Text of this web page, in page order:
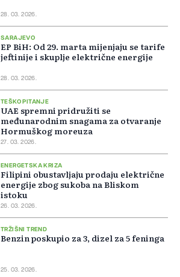
28. 03. 2026.
SARAJEVO
EP BiH: Od 29. marta mijenjaju se tarife
jeftinije i skuplje električne energije
28. 03. 2026.
TEŠKO PITANJE
UAE spremni pridružiti se
međunarodnim snagama za otvaranje
Hormuškog moreuza
27. 03. 2026.
ENERGETSKA KRIZA
Filipini obustavljaju prodaju električne
energije zbog sukoba na Bliskom
istoku
26. 03. 2026.
TRŽIŠNI TREND
Benzin poskupio za 3, dizel za 5 feninga
25. 03. 2026.